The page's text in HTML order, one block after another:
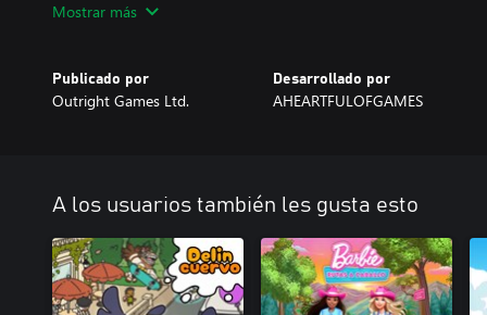
Mostrar más
Publicado por
Outright Games Ltd.
Desarrollado por
AHEARTFULOFGAMES
A los usuarios también les gusta esto